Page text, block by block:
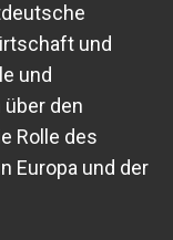
und
und
den
Rolle des
Europa und der